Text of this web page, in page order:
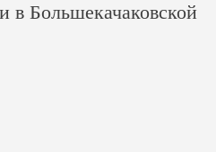
в Большекачаковской